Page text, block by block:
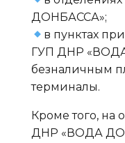
ДОНБАССА»;
в пунктах
ГУП ДНР
безналичным
терминалы.
Кроме того, на
ДНР «ВОДА